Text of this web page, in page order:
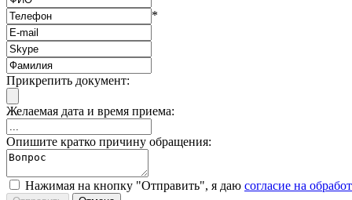
*
Прикрепить документ:
Желаемая дата и время приема:
Опишите кратко причину обращения:
Нажимая на кнопку "Отправить", я даю согласие на